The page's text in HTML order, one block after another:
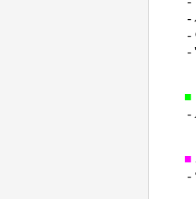
- 새
- 아
- '
■
- A4
■
- 잉